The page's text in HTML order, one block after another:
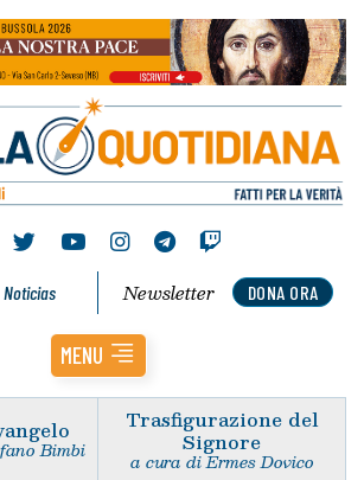
Noticias DONA ORA
Newsletter
MENU
Bimbi
Trasfigurazione del
Signore
a cura di Ermes Dovico